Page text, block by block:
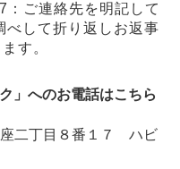
ご連絡先を明記して
べして折り返しお返事
す。
」へのお電話はこちら
二丁目８番１７ ハビ